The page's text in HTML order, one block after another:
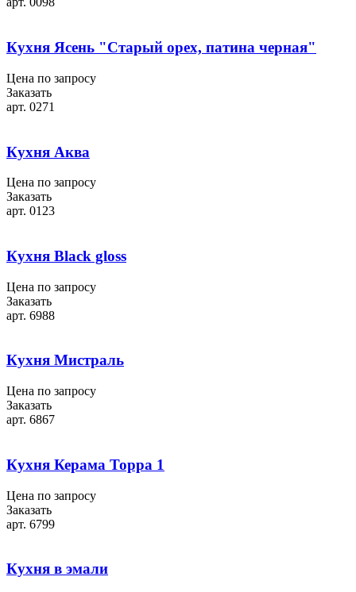
Кухня Ясень "Старый орех, патина черная"
Цена по запросу
Заказать
арт. 0271
Кухня Аква
Цена по запросу
Заказать
арт. 0123
Кухня Black gloss
Цена по запросу
Заказать
арт. 6988
Кухня Мистраль
Цена по запросу
Заказать
арт. 6867
Кухня Керама Торра 1
Цена по запросу
Заказать
арт. 6799
Кухня в эмали